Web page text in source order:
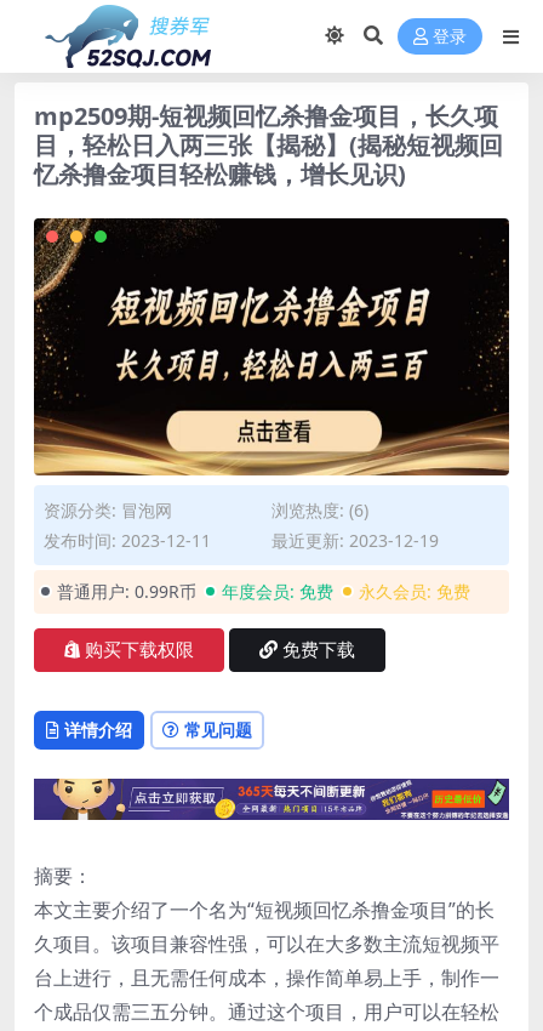
登录
mp2509期-短视频回忆杀撸金项目，长久项
目，轻松日入两三张【揭秘】(揭秘短视频回
忆杀撸金项目轻松赚钱，增长见识)
资源分类: 冒泡网
浏览热度: (6)
发布时间: 2023-12-11
最近更新: 2023-12-19
普通用户: 0.99R币 年度会员: 免费 永久会员: 免费
购买下载权限 免费下载
详情介绍 常见问题
摘要：
本文主要介绍了一个名为“短视频回忆杀撸金项目”的长
久项目。该项目兼容性强，可以在大多数主流短视频平
台上进行，且无需任何成本，操作简单易上手，制作一
个成品仅需三五分钟。通过这个项目，用户可以在轻松